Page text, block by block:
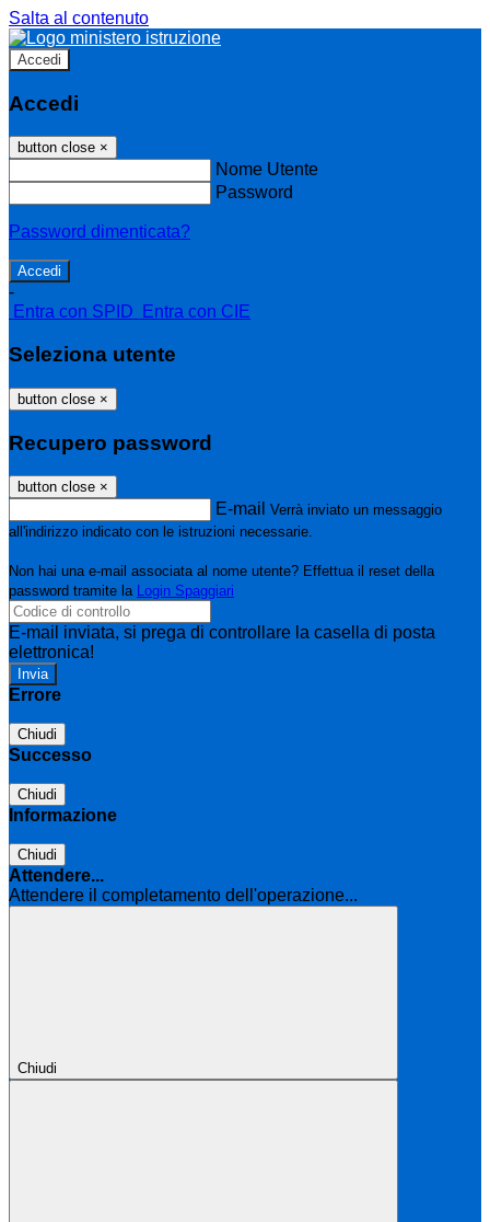
Salta al contenuto
Accedi
Accedi
button close ×
Nome Utente
Password
Password dimenticata?
-
Entra con SPID
Entra con CIE
Seleziona utente
button close ×
Recupero password
button close ×
E-mail Verrà inviato un messaggio
all'indirizzo indicato con le istruzioni necessarie.
Non hai una e-mail associata al nome utente? Effettua il reset della
password tramite la Login Spaggiari
E-mail inviata, si prega di controllare la casella di posta
elettronica!
Errore
Chiudi
Successo
Chiudi
Informazione
Chiudi
Attendere...
Attendere il completamento dell'operazione...
Chiudi